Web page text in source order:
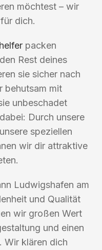
möchtest – wir
dich.
packen
Rest deines
sie sicher nach
behutsam mit
unbeschadet
Durch unsere
speziellen
wir dir attraktive
Ludwigshafen am
und Qualität
wir großen Wert
und einen
Wir klären dich